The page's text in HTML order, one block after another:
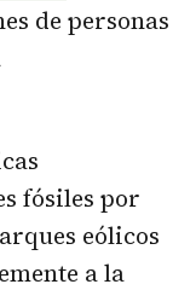
de personas
fósiles por
eólicos
a la